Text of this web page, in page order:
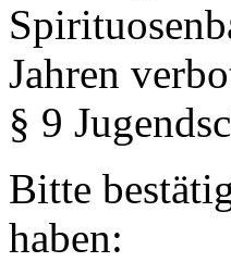
Jahren
§ 9
Bitte
haben: